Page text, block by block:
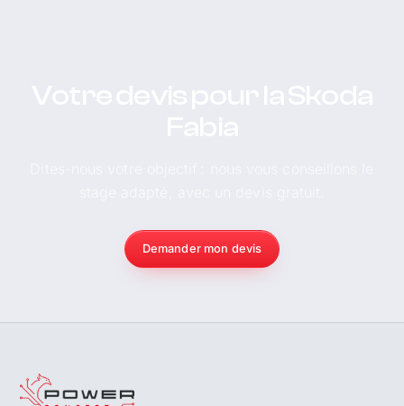
Demander mon devis